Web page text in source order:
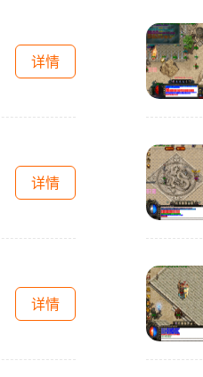
详情
详情
详情